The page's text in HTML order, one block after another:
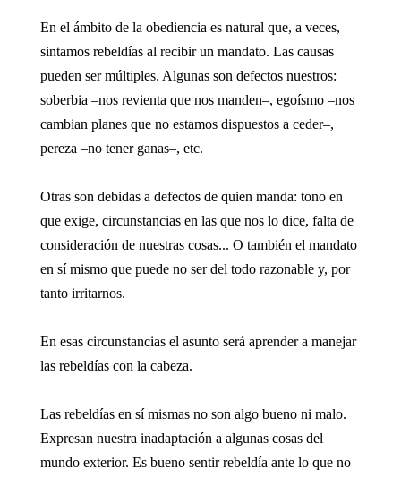
En el ámbito de la obediencia es natural que, a veces,
sintamos rebeldías al recibir un mandato. Las causas
pueden ser múltiples. Algunas son defectos nuestros:
soberbia –nos revienta que nos manden–, egoísmo –nos
cambian planes que no estamos dispuestos a ceder–,
pereza –no tener ganas–, etc.
Otras son debidas a defectos de quien manda: tono en
que exige, circunstancias en las que nos lo dice, falta de
consideración de nuestras cosas... O también el mandato
en sí mismo que puede no ser del todo razonable y, por
tanto irritarnos.
En esas circunstancias el asunto será aprender a manejar
las rebeldías con la cabeza.
Las rebeldías en sí mismas no son algo bueno ni malo.
Expresan nuestra inadaptación a algunas cosas del
mundo exterior. Es bueno sentir rebeldía ante lo que no